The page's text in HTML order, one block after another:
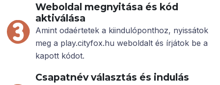
Weboldal megnyitása és kód
aktiválása
Amint odaértetek a kiindulóponthoz, nyissátok
meg a play.cityfox.hu weboldalt és írjátok be a
kapott kódot.
Csapatnév választás és indulás